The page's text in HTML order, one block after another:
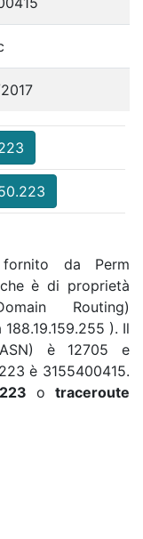
fornito da Perm
è di proprietà
Routing)
188.19.159.255 ). Il
è 12705 e
è 3155400415.
otraceroute